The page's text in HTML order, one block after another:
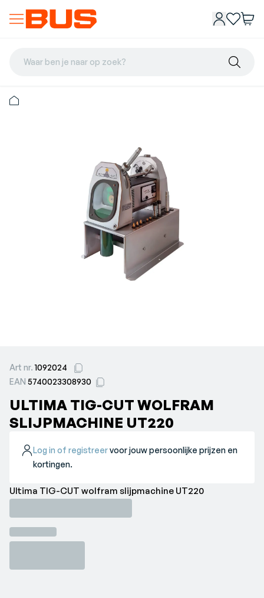
Waar ben je naar op zoek?
Art nr.1092024
EAN 5740023308930
ULTIMA TIG-CUT WOLFRAM
SLIJPMACHINE UT220
Log in of registreervoor jouw persoonlijke prijzen en
kortingen.
Ultima TIG-CUT wolfram slijpmachine UT220